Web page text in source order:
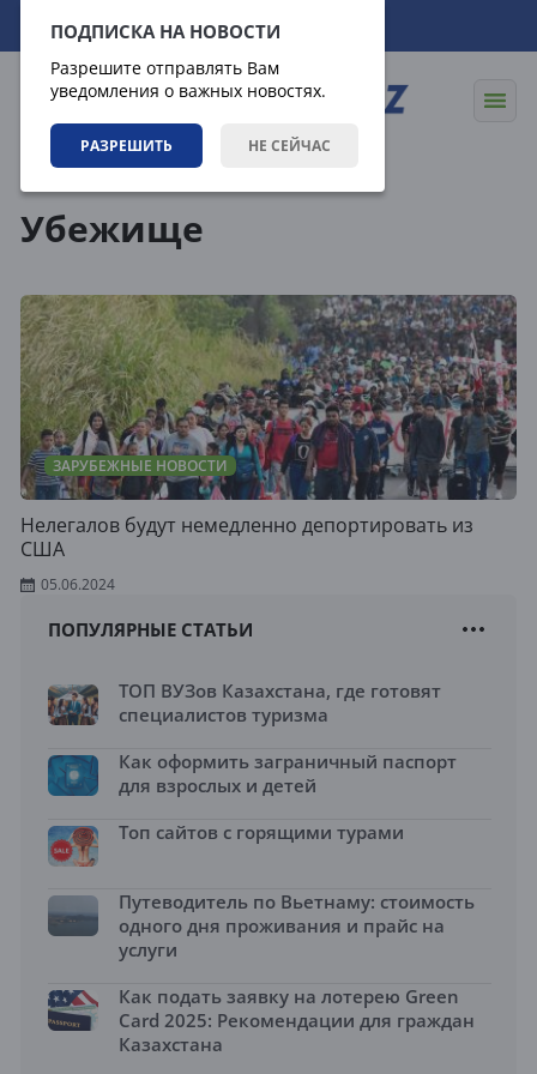
ПОДПИСКА НА НОВОСТИ
Разрешите отправлять Вам
уведомления о важных новостях.
РАЗРЕШИТЬ НЕ СЕЙЧАС
07.08.2026 09:01:58
Убежище
ЗАРУБЕЖНЫЕ НОВОСТИ
Нелегалов будут немедленно депортировать из
США
05.06.2024
ПОПУЛЯРНЫЕ СТАТЬИ
ТОП ВУЗов Казахстана, где готовят
специалистов туризма
Как оформить заграничный паспорт
для взрослых и детей
Топ сайтов с горящими турами
Путеводитель по Вьетнаму: стоимость
одного дня проживания и прайс на
услуги
Как подать заявку на лотерею Green
Card 2025: Рекомендации для граждан
Казахстана